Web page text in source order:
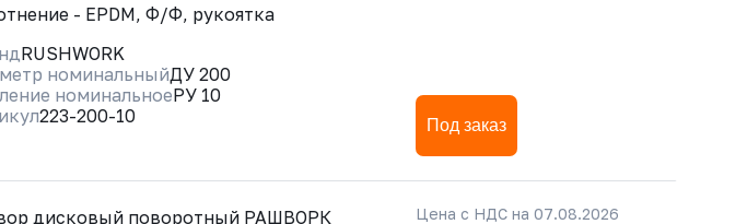
- EPDM, Ф/Ф, рукоятка
RUSHWORK
номинальныйДУ 200
номинальноеРУ 10
223-200-10 Под заказ
дисковый поворотный РАШВОРК Цена с НДС на 07.08.2026